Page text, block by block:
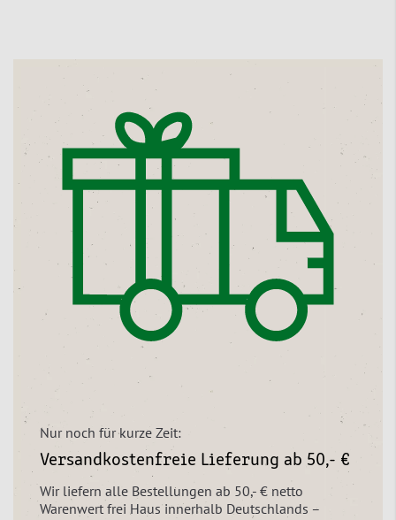
Nur noch für kurze Zeit:
Versandkostenfreie Lieferung ab 50,- €
Wir liefern alle Bestellungen ab 50,- € netto
Warenwert frei Haus innerhalb Deutschlands –